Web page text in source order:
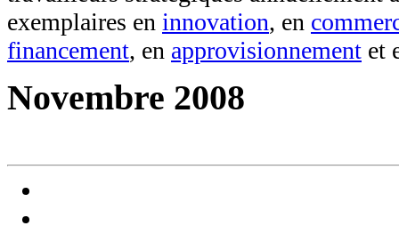
exemplaires en innovation, en
financement, en approvisionnement et
Novembre 2008